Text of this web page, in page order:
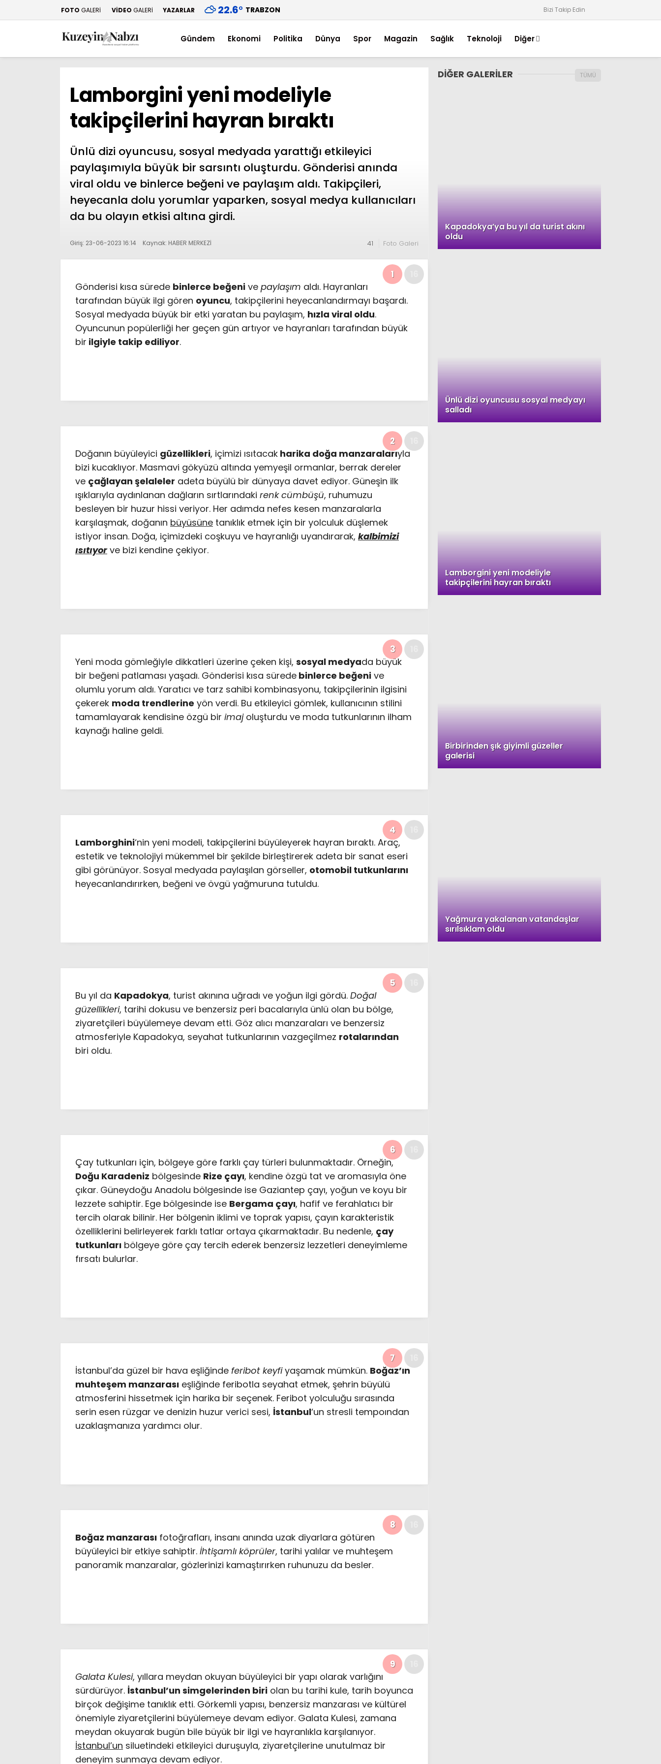
Facebook
FOTO GALERİ VİDEO GALERİ YAZARLAR 22.6° TRABZON Bizi Takip Edin
Gündem Ekonomi Politika Dünya Spor Magazin Sağlık Teknoloji Diğer
Lamborgini yeni modeliyle
takipçilerini hayran bıraktı
Ünlü dizi oyuncusu, sosyal medyada yarattığı etkileyici
paylaşımıyla büyük bir sarsıntı oluşturdu. Gönderisi anında
viral oldu ve binlerce beğeni ve paylaşım aldı. Takipçileri,
heyecanla dolu yorumlar yaparken, sosyal medya kullanıcıları
da bu olayın etkisi altına girdi.
Giriş: 23-06-2023 16:14 Kaynak: HABER MERKEZİ 41 Foto Galeri
1
Gönderisi kısa sürede binlerce beğeni ve paylaşım aldı. Hayranları
tarafından büyük ilgi gören oyuncu, takipçilerini heyecanlandırmayı başardı.
Sosyal medyada büyük bir etki yaratan bu paylaşım, hızla viral oldu.
Oyuncunun popülerliği her geçen gün artıyor ve hayranları tarafından büyük
bir ilgiyle takip ediliyor.
2
Doğanın büyüleyici güzellikleri, içimizi ısıtacak harika doğa manzaralarıyla
bizi kucaklıyor. Masmavi gökyüzü altında yemyeşil ormanlar, berrak dereler
ve çağlayan şelaleler adeta büyülü bir dünyaya davet ediyor. Güneşin ilk
ışıklarıyla aydınlanan dağların sırtlarındaki renk cümbüşü, ruhumuzu
besleyen bir huzur hissi veriyor. Her adımda nefes kesen manzaralarla
karşılaşmak, doğanın büyüsüne tanıklık etmek için bir yolculuk düşlemek
istiyor insan. Doğa, içimizdeki coşkuyu ve hayranlığı uyandırarak, kalbimizi
ısıtıyor ve bizi kendine çekiyor.
3
Yeni moda gömleğiyle dikkatleri üzerine çeken kişi, sosyal medyada büyük
bir beğeni patlaması yaşadı. Gönderisi kısa sürede binlerce beğeni ve
olumlu yorum aldı. Yaratıcı ve tarz sahibi kombinasyonu, takipçilerinin ilgisini
çekerek moda trendlerine yön verdi. Bu etkileyici gömlek, kullanıcının stilini
tamamlayarak kendisine özgü bir imajoluşturdu ve moda tutkunlarının ilham
kaynağı haline geldi.
4
Lamborghini‘nin yeni modeli, takipçilerini büyüleyerek hayran bıraktı. Araç,
estetik ve teknolojiyi mükemmel bir şekilde birleştirerek adeta bir sanat eseri
gibi görünüyor. Sosyal medyada paylaşılan görseller, otomobil tutkunlarını
heyecanlandırırken, beğeni ve övgü yağmuruna tutuldu.
5
Bu yıl da Kapadokya, turist akınına uğradı ve yoğun ilgi gördü. Doğal
güzellikleri, tarihi dokusu ve benzersiz peri bacalarıyla ünlü olan bu bölge,
ziyaretçileri büyülemeye devam etti. Göz alıcı manzaraları ve benzersiz
atmosferiyle Kapadokya, seyahat tutkunlarının vazgeçilmez rotalarından
biri oldu.
6
Çay tutkunları için, bölgeye göre farklı çay türleri bulunmaktadır. Örneğin,
Doğu Karadeniz bölgesinde Rize çayı, kendine özgü tat ve aromasıyla öne
çıkar. Güneydoğu Anadolu bölgesinde ise Gaziantep çayı, yoğun ve koyu bir
lezzete sahiptir. Ege bölgesinde ise Bergama çayı, hafif ve ferahlatıcı bir
tercih olarak bilinir. Her bölgenin iklimi ve toprak yapısı, çayın karakteristik
özelliklerini belirleyerek farklı tatlar ortaya çıkarmaktadır. Bu nedenle, çay
tutkunları bölgeye göre çay tercih ederek benzersiz lezzetleri deneyimleme
fırsatı bulurlar.
7
İstanbul’da güzel bir hava eşliğinde feribot keyfiyaşamak mümkün. Boğaz’ın
muhteşem manzarası eşliğinde feribotla seyahat etmek, şehrin büyülü
atmosferini hissetmek için harika bir seçenek. Feribot yolculuğu sırasında
serin esen rüzgar ve denizin huzur verici sesi, İstanbul‘un stresli tempoından
uzaklaşmanıza yardımcı olur.
8
Boğaz manzarası fotoğrafları, insanı anında uzak diyarlara götüren
büyüleyici bir etkiye sahiptir. İhtişamlı köprüler, tarihi yalılar ve muhteşem
panoramik manzaralar, gözlerinizi kamaştırırken ruhunuzu da besler.
9
Galata Kulesi, yıllara meydan okuyan büyüleyici bir yapı olarak varlığını
sürdürüyor. İstanbul’un simgelerinden biri olan bu tarihi kule, tarih boyunca
birçok değişime tanıklık etti. Görkemli yapısı, benzersiz manzarası ve kültürel
önemiyle ziyaretçilerini büyülemeye devam ediyor. Galata Kulesi, zamana
meydan okuyarak bugün bile büyük bir ilgi ve hayranlıkla karşılanıyor.
İstanbul’un siluetindeki etkileyici duruşuyla, ziyaretçilerine unutulmaz bir
deneyim sunmaya devam ediyor.
DİĞER GALERİLER TÜMÜ
Kapadokya’ya bu yıl da turist akını
oldu
Ünlü dizi oyuncusu sosyal medyayı
salladı
Lamborgini yeni modeliyle
takipçilerini hayran bıraktı
Birbirinden şık giyimli güzeller
galerisi
Yağmura yakalanan vatandaşlar
sırılsıklam oldu